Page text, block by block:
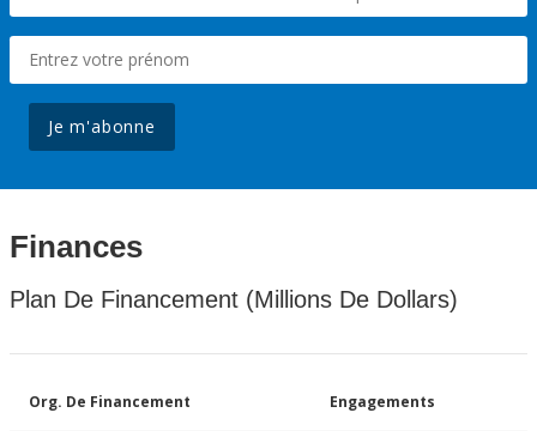
Je m'abonne
Finances
Plan De Financement (Millions De Dollars)
Org. De Financement Engagements